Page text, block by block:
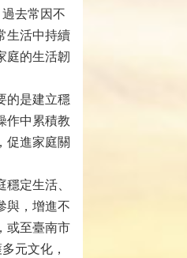
去常因不
生活中持續
庭的生活韌
的是建立穩
作中累積教
促進家庭關
定生活、
與，增進不
或至臺南市
元文化，